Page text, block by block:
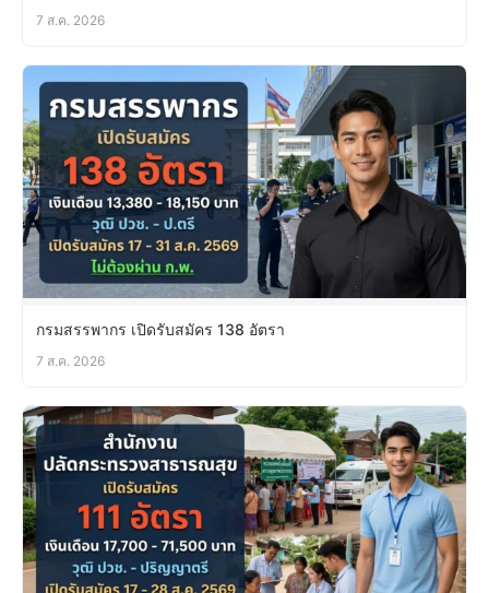
7 ส.ค. 2026
กรมสรรพากร เปิดรับสมัคร 138 อัตรา
7 ส.ค. 2026